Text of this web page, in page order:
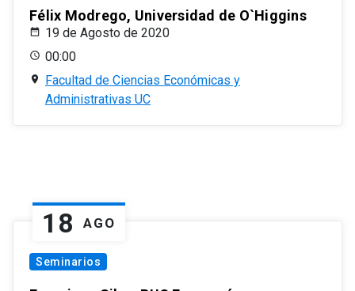
Félix Modrego, Universidad de O`Higgins
19 de Agosto de 2020
00:00
Facultad de Ciencias Económicas y
Administrativas UC
18 AGO
Seminarios